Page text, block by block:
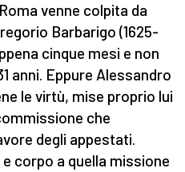
venne colpita da
Barbarigo (1625-
cinque mesi e non
anni. Eppure Alessandro
le virtù, mise proprio lui
che
degli appestati.
corpo a quella missione